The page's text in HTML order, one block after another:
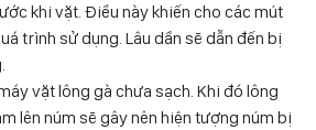
khi vặt. Điều này khiến cho các mút
trình sử dụng. Lâu dần sẽ dẫn đến bị
vặt lông gà chưa sạch. Khi đó lông
lên núm sẽ gây nên hiện tượng núm bị